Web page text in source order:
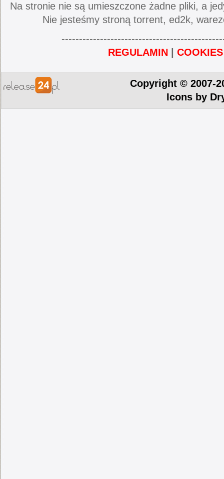
Na stronie nie są umieszczone żadne pliki, a
Nie jesteśmy stroną torrent, ed2k,
REGULAMIN
COOKIES
Copyright © 2007-
Icons by